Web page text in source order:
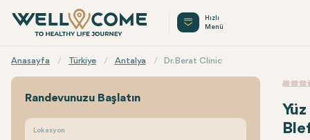
Hızlı
Menü
Anasayfa Türkiye Antalya Dr. Berat Clinic
Randevunuzu Başlatın
Lokasyon